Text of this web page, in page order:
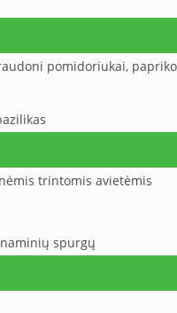
pomidoriukai,
trintomis avietėmis
spurgų